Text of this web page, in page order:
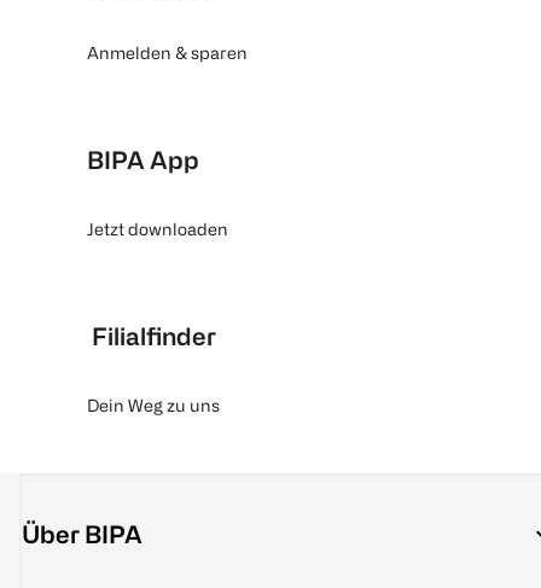
Anmelden & sparen
BIPA App
Jetzt downloaden
Filialfinder
Dein Weg zu uns
Über BIPA